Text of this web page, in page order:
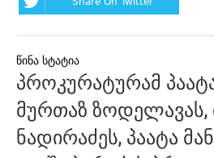
პოსტის
ნავიგაცია
პროკურატურამ
მურთაზ
ნადირაძეს, პაატა